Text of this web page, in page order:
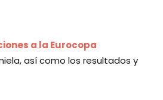
a la Eurocopa
así como los resultados y